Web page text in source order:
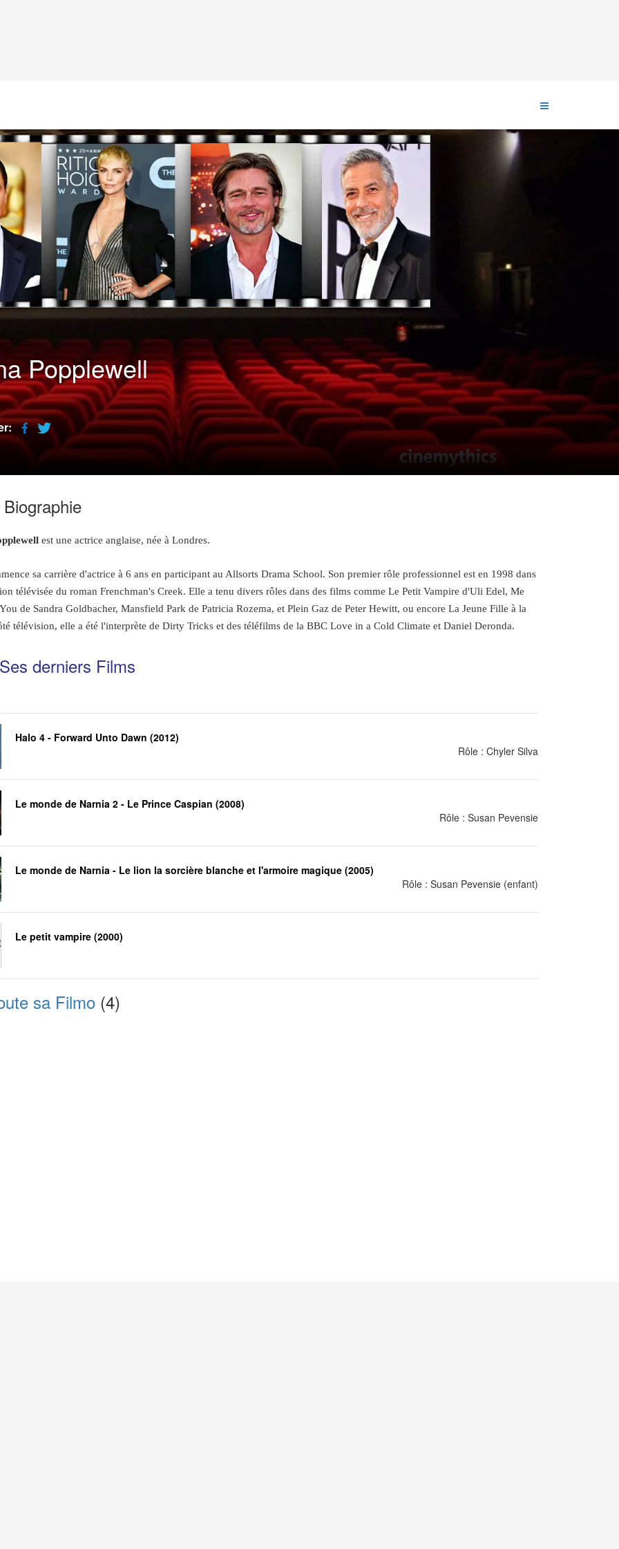
Popplewell
Biographie
est une actrice anglaise, née à Londres.
sa carrière d'actrice à 6 ans en participant au Allsorts Drama School. Son premier rôle professionnel est en 1998 dans
télévisée du roman Frenchman's Creek. Elle a tenu divers rôles dans des films comme Le Petit Vampire d'Uli Edel, Me
de Sandra Goldbacher, Mansfield Park de Patricia Rozema, et Plein Gaz de Peter Hewitt, ou encore La Jeune Fille à la
télévision, elle a été l'interprète de Dirty Tricks et des téléfilms de la BBC Love in a Cold Climate et Daniel Deronda.
derniers Films
Halo 4 - Forward Unto Dawn (2012)
Rôle : Chyler Silva
Le monde de Narnia 2 - Le Prince Caspian (2008)
Rôle : Susan Pevensie
Le monde de Narnia - Le lion la sorcière blanche et l'armoire magique (2005)
Rôle : Susan Pevensie (enfant)
Le petit vampire (2000)
sa Filmo(4)